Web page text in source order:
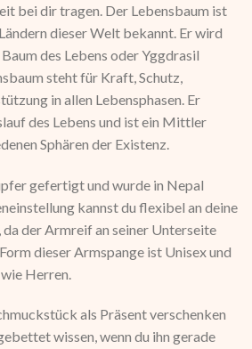
bei dir tragen. Der Lebensbaum ist
dieser Welt bekannt. Er wird
des Lebens oder Yggdrasil
steht für Kraft, Schutz,
in allen Lebensphasen. Er
des Lebens und ist ein Mittler
Sphären der Existenz.
gefertigt und wurde in Nepal
kannst du flexibel an deine
da der Armreif an seiner Unterseite
dieser Armspange ist Unisex und
Herren.
als Präsent verschenken
wissen, wenn du ihn gerade